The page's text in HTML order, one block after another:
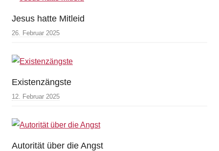
Jesus hatte Mitleid
26. Februar 2025
Existenzängste
12. Februar 2025
Autorität über die Angst